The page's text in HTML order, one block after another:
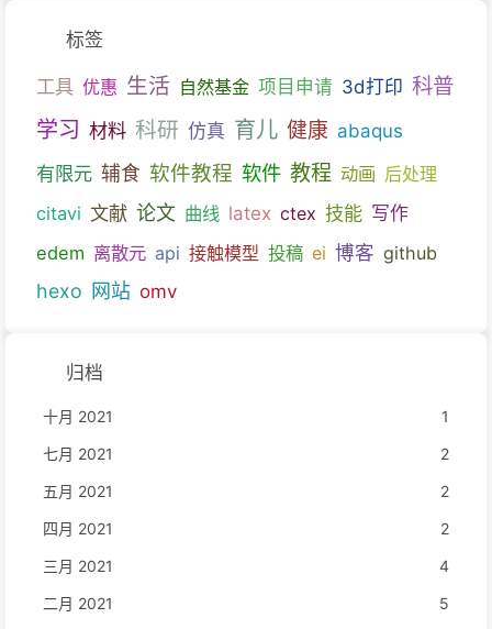
标签
工具 优惠 生活 自然基金 项目申请 3d打印 科普
学习 材料 科研 仿真 育儿 健康 abaqus
有限元 辅食 软件教程 软件 教程 动画 后处理
citavi 文献 论文 曲线 latex ctex 技能 写作
edem 离散元 api 接触模型 投稿 ei 博客 github
hexo 网站 omv
归档
十月 2021
1
七月 2021
2
五月 2021
2
四月 2021
2
三月 2021
4
二月 2021
5